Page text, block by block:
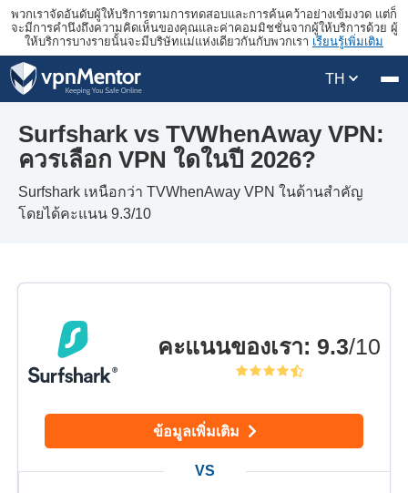
พวกเราจัดอันดับผู้ให้บริการตามการทดสอบและการค้นคว้าอย่างเข้มงวด แต่ก็
จะมีการคำนึงถึงความคิดเห็นของคุณและค่าคอมมิชชั่นจากผู้ให้บริการด้วย ผู้
ให้บริการบางรายนั้นจะมีบริษัทแม่แห่งเดียวกันกับพวกเรา เรียนรู้เพิ่มเติม
TH
Surfshark vs TVWhenAway VPN:
ควรเลือก VPN ใดในปี 2026?
Surfshark เหนือกว่า TVWhenAway VPN ในด้านสำคัญ
โดยได้คะแนน 9.3/10
คะแนนของเรา: 9.3/10
ข้อมูลเพิ่มเติม